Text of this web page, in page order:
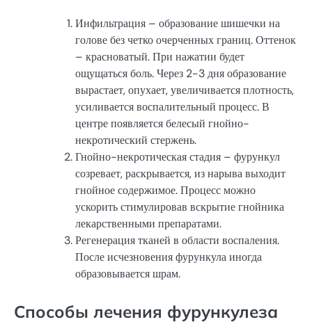
Инфильтрация – образование шишечки на
голове без четко очерченных границ. Оттенок
– красноватый. При нажатии будет
ощущаться боль. Через 2-3 дня образование
вырастает, опухает, увеличивается плотность,
усиливается воспалительный процесс. В
центре появляется белесый гнойно-
некротический стержень.
Гнойно-некротическая стадия – фурункул
созревает, раскрывается, из нарыва выходит
гнойное содержимое. Процесс можно
ускорить стимулировав вскрытие гнойника
лекарственными препаратами.
Регенерация тканей в области воспаления.
После исчезновения фурункула иногда
образовывается шрам.
Способы лечения фурункулеза